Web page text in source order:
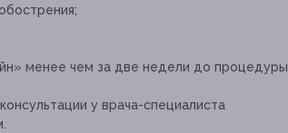
менее чем за две недели до процедуры.
у врача-специалиста